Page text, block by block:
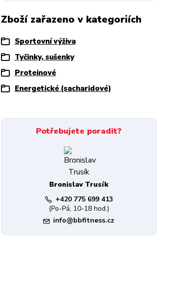
Zboží zařazeno v kategoriích
Sportovní výživa
Tyčinky, sušenky
Proteinové
Energetické (sacharidové)
Potřebujete poradit?
Bronislav Trusík
+420 775 699 413
(Po-Pá, 10-18 hod.)
info@bbfitness.cz